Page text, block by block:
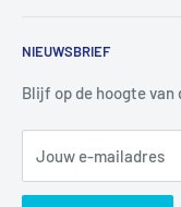
Tel:+31 6 345 30 448
Mail:
Informatie
Privacybeleid
Verzendbeleid
Search
NIEUWSBRIEF
Blijf op de hoogte
Jouw e-mailadres